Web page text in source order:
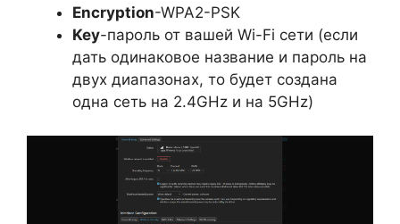
Encryption-WPA2-PSK
Key-пароль от вашей Wi-Fi сети (если
дать одинаковое название и пароль на
двух диапазонах, то будет создана
одна сеть на 2.4GHz и на 5GHz)